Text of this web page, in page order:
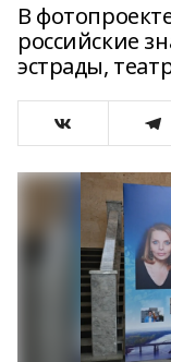
В
российские
эстрады,